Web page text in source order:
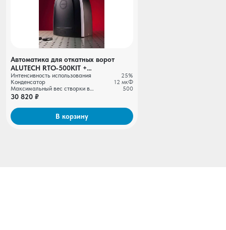
Автоматика для откатных ворот
ALUTECH RTO‑500KIT +
беспроводные фотоэлементы LM‑LB
+ рейка ROA8 (5 шт.)
Интенсивность использования
25%
Конденсатор
12 мкФ
Максимальный вес створки ворот, кг
500
30 820 ₽
В корзину